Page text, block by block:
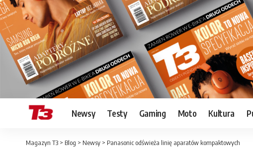
Newsy Testy Gaming Moto Kultura
Magazyn T3 > Blog > Newsy > Panasonic odświeża linię aparatów kompaktowych